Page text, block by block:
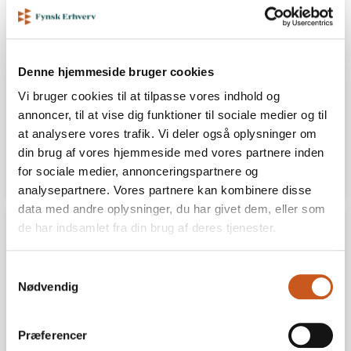
Denne hjemmeside bruger cookies
Vi bruger cookies til at tilpasse vores indhold og
annoncer, til at vise dig funktioner til sociale medier og til
at analysere vores trafik. Vi deler også oplysninger om
din brug af vores hjemmeside med vores partnere inden
for sociale medier, annonceringspartnere og
analysepartnere. Vores partnere kan kombinere disse
data med andre oplysninger, du har givet dem, eller som
de har indsamlet fra din brug af deres tjenester.
Nødvendig
Præferencer
Startups skal have bedre rammer på
startups, men der mangler stadig kapital,
kommerciel erfaring og tættere adgang til de
første kunder. Det mener Lisbeth Chawes,
techleder, investor, bestyrelsesmedlem i Fynsk
Erhverv og CEO i softwarevirksomheden
Finari.dk. Det fortæller hun i podcasten 3-2-1
Erhverv, hvor hun mødes med Anne Dyrehauge,
direktør i Fynsk Erhverv, […]
LÆS MERE